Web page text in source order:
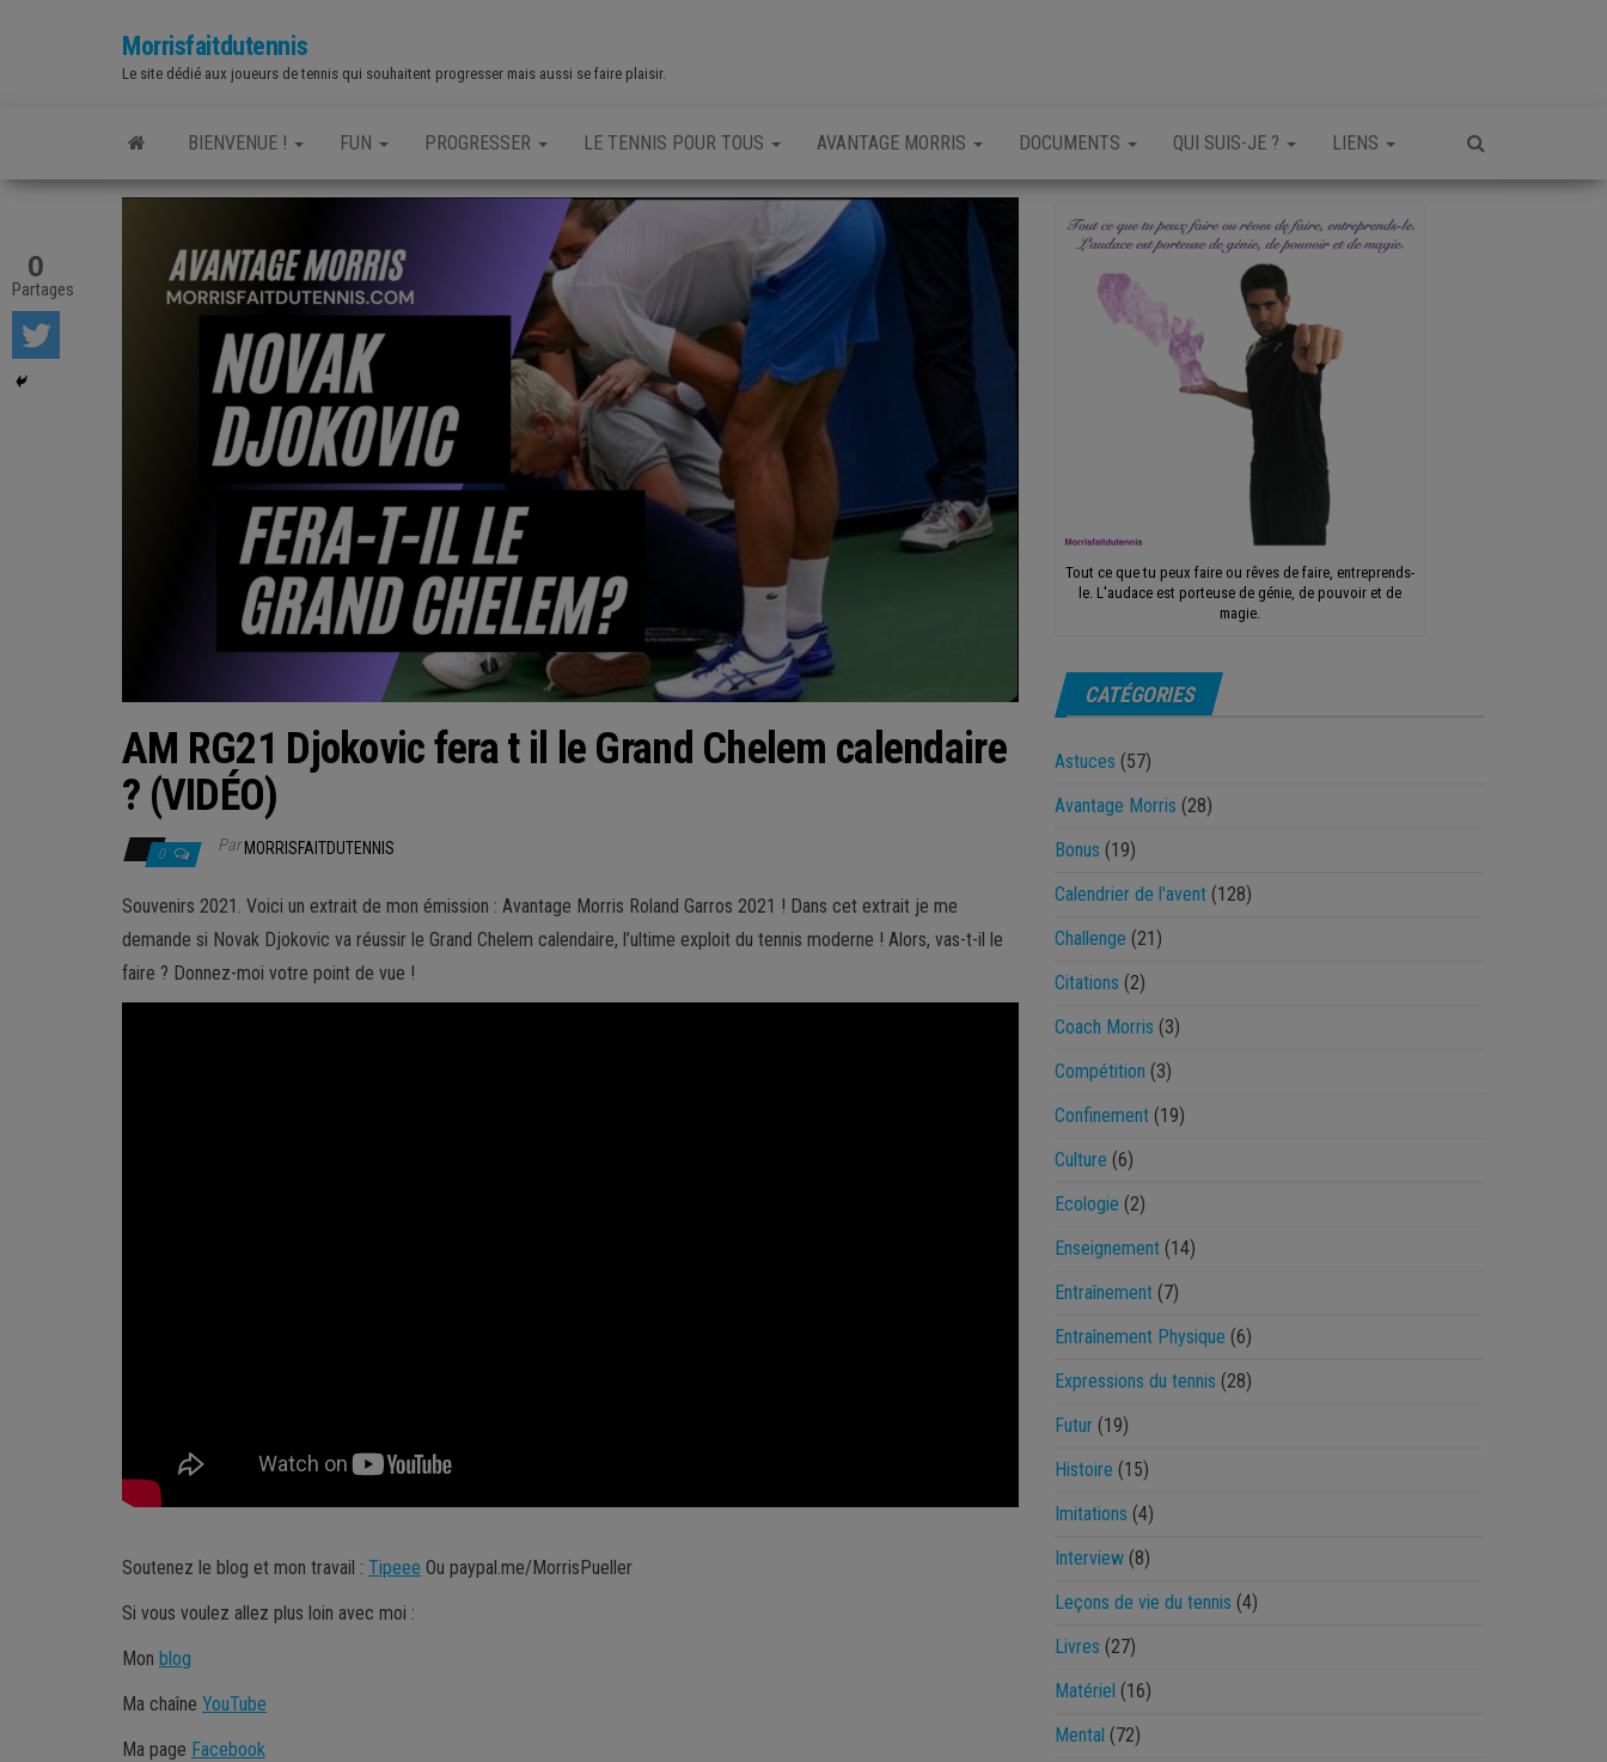
Morrisfaitdutennis
Le site dédié aux joueurs de tennis qui souhaitent progresser mais aussi se faire plaisir.
BIENVENUE ! FUN PROGRESSER LE TENNIS POUR TOUS AVANTAGE MORRIS DOCUMENTS QUI SUIS-JE ? LIENS
AM RG21 Djokovic fera t il le Grand Chelem calendaire
? (VIDÉO)
0 ParMORRISFAITDUTENNIS
Souvenirs 2021. Voici un extrait de mon émission : Avantage Morris Roland Garros 2021 ! Dans cet extrait je me
demande si Novak Djokovic va réussir le Grand Chelem calendaire, l’ultime exploit du tennis moderne ! Alors, vas-t-il le
faire ? Donnez-moi votre point de vue !
Soutenez le blog et mon travail : Tipeee Ou paypal.me/MorrisPueller
Si vous voulez allez plus loin avec moi :
Mon blog
Ma chaîne YouTube
Ma page Facebook
0
Partages
Tout ce que tu peux faire ou rêves de faire, entreprends-
le. L'audace est porteuse de génie, de pouvoir et de
magie.
CATÉGORIES
Astuces (57)
Avantage Morris (28)
Bonus (19)
Calendrier de l'avent (128)
Challenge (21)
Citations (2)
Coach Morris (3)
Compétition (3)
Confinement (19)
Culture (6)
Ecologie (2)
Enseignement (14)
Entraînement (7)
Entraînement Physique (6)
Expressions du tennis (28)
Futur (19)
Histoire (15)
Imitations (4)
Interview (8)
Leçons de vie du tennis (4)
Livres (27)
Matériel (16)
Mental (72)